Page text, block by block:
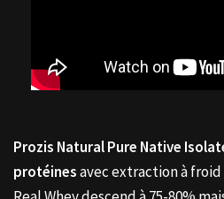
Prozis Natural Pure Native
protéinesavec extraction à